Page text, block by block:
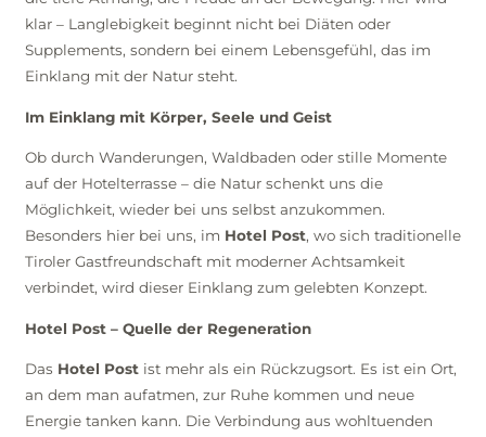
klar – Langlebigkeit beginnt nicht bei Diäten oder
Supplements, sondern bei einem Lebensgefühl, das im
Einklang mit der Natur steht.
Im Einklang mit Körper, Seele und Geist
Ob durch Wanderungen, Waldbaden oder stille Momente
auf der Hotelterrasse – die Natur schenkt uns die
Möglichkeit, wieder bei uns selbst anzukommen.
Besonders hier bei uns, im Hotel Post, wo sich traditionelle
Tiroler Gastfreundschaft mit moderner Achtsamkeit
verbindet, wird dieser Einklang zum gelebten Konzept.
Hotel Post – Quelle der Regeneration
Das Hotel Postist mehr als ein Rückzugsort. Es ist ein Ort,
an dem man aufatmen, zur Ruhe kommen und neue
Energie tanken kann. Die Verbindung aus wohltuenden